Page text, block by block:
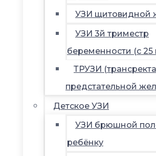
УЗИ щитовидной
УЗИ 3й триместр
беременности (с 25
ТРУЗИ
предстательной
Детское УЗИ
УЗИ брюшной
ребёнку